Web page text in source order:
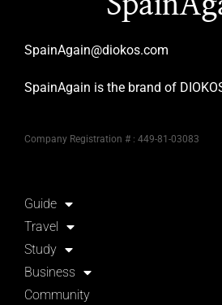
SpainAgain@diokos.com
SpainAgain is the brand of
Company Registration # : 449-81-03083
Guide
Travel
Study
Business
Community